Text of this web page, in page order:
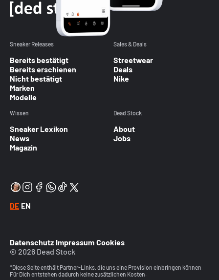
Sneaker Releases
Bereits bestätigt
Bereits erschienen
Nicht bestätigt
Marken
Modelle
Sales & Deals
Streetwear
Deals
Nike
Wissen
Sneaker Lexikon
News
Magazin
Dead Stock
About
Jobs
DE EN
Datenschutz Impressum Cookies
© 2026 Dead Stock
*Diese Seite enthält Partner-Links, die uns eine Provision einbringen können.
Für Dich entstehen dadurch keine zusätzlichen Kosten.